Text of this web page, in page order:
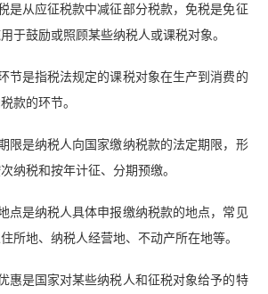
是从应征税款中减征部分税款，免税是免征
于鼓励或照顾某些纳税人或课税对象‌。
节是指税法规定的课税对象在生产到消费的
款的环节‌。‌
限是纳税人向国家缴纳税款的法定期限，形
纳税和按年计征、分期预缴‌。
点是纳税人具体申报缴纳税款的地点，常见
所地、纳税人经营地、不动产所在地等‌。
惠是国家对某些纳税人和征税对象给予的特